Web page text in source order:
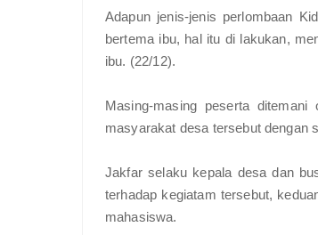
Adapun jenis-jenis perlombaan
bertema ibu, hal itu di lakukan,
ibu. (22/12).
Masing-masing peserta
masyarakat desa tersebut dengan
Jakfar selaku kepala desa dan
terhadap kegiatam tersebut,
mahasiswa.